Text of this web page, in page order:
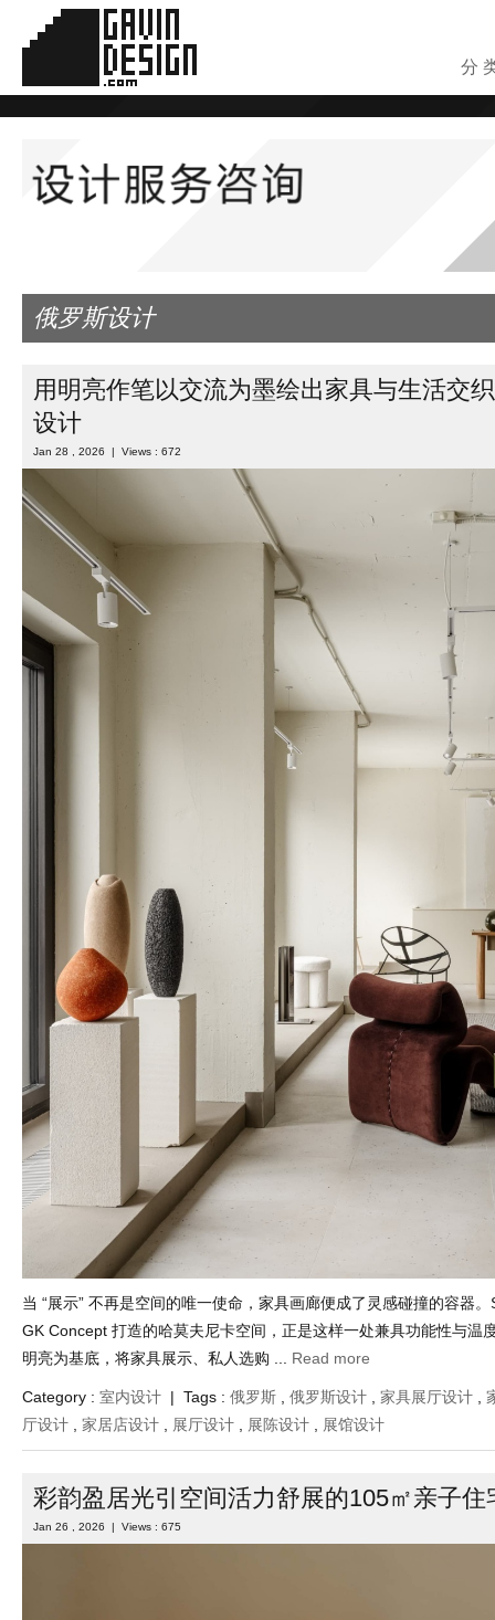
分
俄罗斯设计
用明亮作笔以交流为墨绘出家具与生活交
设计
Jan 28 , 2026 | Views : 672
当 “展示” 不再是空间的唯一使命，家具画廊便成了灵感碰撞的容器
GK Concept 打造的哈莫夫尼卡空间，正是这样一处兼具功能性与
明亮为基底，将家具展示、私人选购 ... Read more
Category : 室内设计 | Tags : 俄罗斯 俄罗斯设计 家具展厅设计
厅设计
家居店设计 展厅设计 展陈设计 展馆设计
彩韵盈居光引空间活力舒展的105㎡亲子住
Jan 26 , 2026 | Views : 675